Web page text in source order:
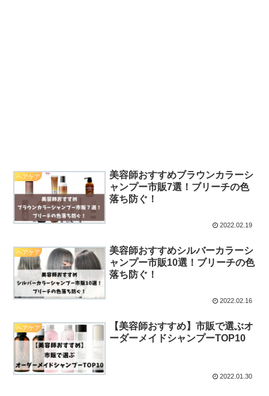
ヘアケア
美容師おすすめブラウンカラーシ
ャンプー市販7選！ブリーチの色
落ち防ぐ！
2022.02.19
ヘアケア
美容師おすすめシルバーカラーシ
ャンプー市販10選！ブリーチの色
落ち防ぐ！
2022.02.16
ヘアケア
【美容師おすすめ】市販で選ぶオ
ーダーメイドシャンプーTOP10
2022.01.30